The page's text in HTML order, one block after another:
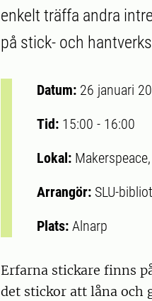
enkelt träffa andra
på stick- och
Datum: 26 januari
Tid: 15:00 - 16:00
Lokal:
Arrangör: SLU-
Plats: Alnarp
Erfarna stickare finns
det stickor att låna och